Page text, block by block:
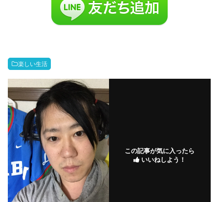
楽しい生活
この記事が気に入ったら
いいねしよう！